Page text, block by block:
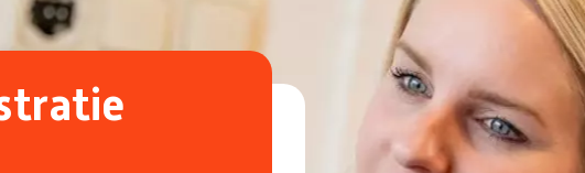
E-mailadres
Telefoonnummer